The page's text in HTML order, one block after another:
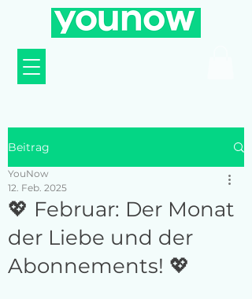
Beitrag
💖 Februar: Der Monat
der Liebe und der
Abonnements! 💖
YouNow
12. Feb. 2025